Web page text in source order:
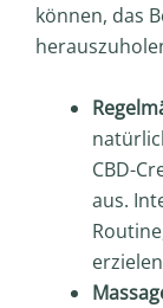
können, das
CBD-
aus.